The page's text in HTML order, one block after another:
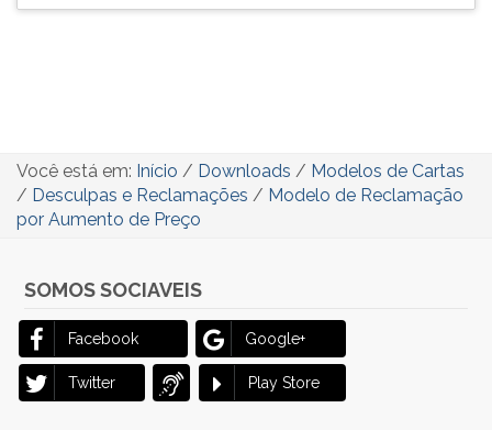
Você está em: Início / Downloads / Modelos de Cartas
/ Desculpas e Reclamações / Modelo de Reclamação
por Aumento de Preço
SOMOS SOCIAVEIS
Facebook Google+
Twitter Play Store